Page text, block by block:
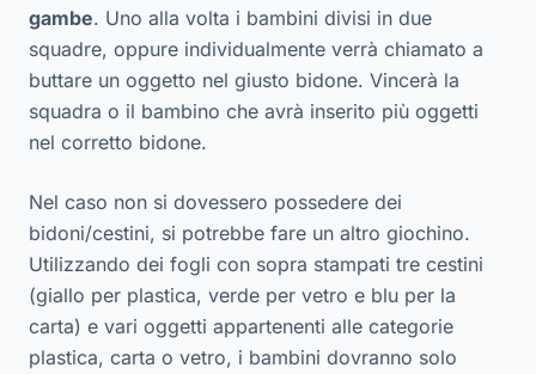
gambe. Uno alla volta i bambini divisi in due
squadre, oppure individualmente verrà chiamato a
buttare un oggetto nel giusto bidone. Vincerà la
squadra o il bambino che avrà inserito più oggetti
nel corretto bidone.
Nel caso non si dovessero possedere dei
bidoni/cestini, si potrebbe fare un altro giochino.
Utilizzando dei fogli con sopra stampati tre cestini
(giallo per plastica, verde per vetro e blu per la
carta) e vari oggetti appartenenti alle categorie
plastica, carta o vetro, i bambini dovranno solo